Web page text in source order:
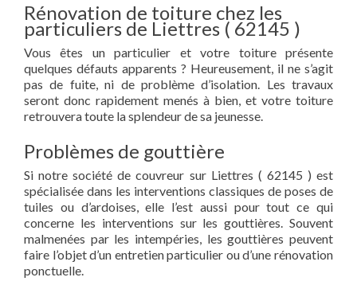
Rénovation de toiture chez les
particuliers de Liettres ( 62145 )
Vous êtes un particulier et votre toiture présente
quelques défauts apparents ? Heureusement, il ne s’agit
pas de fuite, ni de problème d’isolation. Les travaux
seront donc rapidement menés à bien, et votre toiture
retrouvera toute la splendeur de sa jeunesse.
Problèmes de gouttière
Si notre société de couvreur sur Liettres ( 62145 ) est
spécialisée dans les interventions classiques de poses de
tuiles ou d’ardoises, elle l’est aussi pour tout ce qui
concerne les interventions sur les gouttières. Souvent
malmenées par les intempéries, les gouttières peuvent
faire l’objet d’un entretien particulier ou d’une rénovation
ponctuelle.